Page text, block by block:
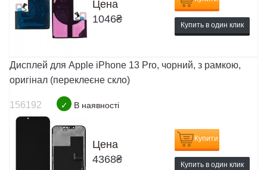
Цена
1046₴ Купить в один клик
Дисплей для Apple iPhone 13 Pro, чорний, з рамкою,
оригінал (переклеєне скло)
156192 ✓ В наявності
Цена
4368₴
Купити
Купить в один клик